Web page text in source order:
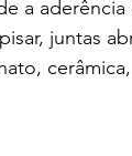
a
juntas